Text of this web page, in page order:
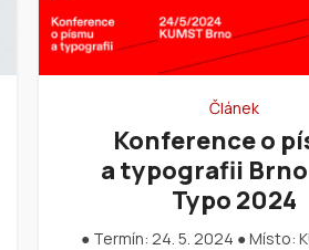
Článek
Konference o
a typografii
Typo 2024
● Termín: 24. 5. 2024 ● Místo: